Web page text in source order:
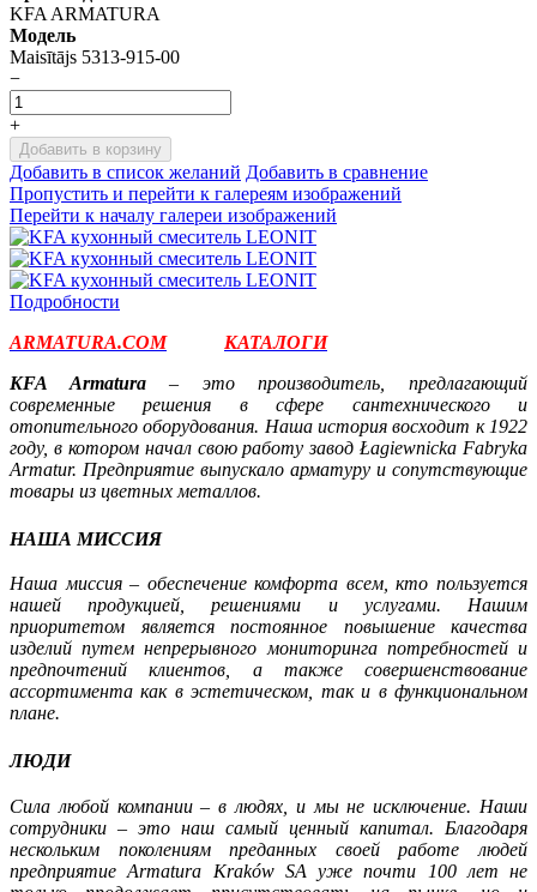
KFA ARMATURA
Модель
Maisītājs 5313-915-00
−
+
Добавить в корзину
Добавить в список желаний Добавить в сравнение
Пропустить и перейти к галереям изображений
Перейти к началу галереи изображений
Подробности
ARMATURA.COM
КАТАЛОГИ
KFA Armatura– это производитель, предлагающий
современные решения в сфере сантехнического и
отопительного оборудования. Наша история восходит к 1922
году, в котором начал свою работу завод Łagiewnicka Fabryka
Armatur. Предприятие выпускало арматуру и сопутствующие
товары из цветных металлов.
НАША МИССИЯ
Наша миссия – обеспечение комфорта всем, кто пользуется
нашей продукцией, решениями и услугами. Нашим
приоритетом является постоянное повышение качества
изделий путем непрерывного мониторинга потребностей и
предпочтений клиентов, а также совершенствование
ассортимента как в эстетическом, так и в функциональном
плане.
ЛЮДИ
Сила любой компании – в людях, и мы не исключение. Наши
сотрудники – это наш самый ценный капитал. Благодаря
нескольким поколениям преданных своей работе людей
предприятие Armatura Kraków SA уже почти 100 лет не